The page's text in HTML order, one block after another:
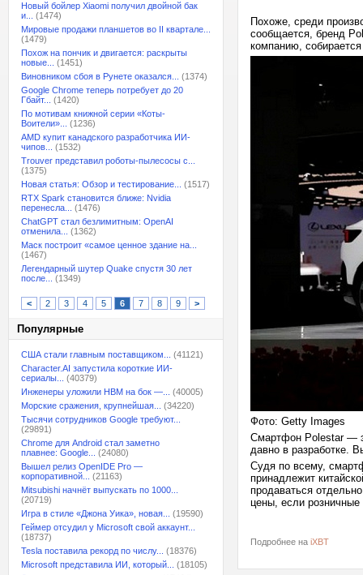
Новый бойлер Xiaomi получил двойной бак
и...
(1474)
Мировые продажи планшетов во II квартале...
(1479)
Похож на пончик и двигается: раскрыты
новые...
(1451)
Виновником сбоя в Рунете оказался...
(1374)
Google Chrome теперь потребует до 20
Гбайт...
(1420)
По мотивам книжной серии «Коты-
Воители»...
(1236)
AMD купит канадского разработчика ИИ-
чипов...
(1532)
Trouver представил роботы-пылесосы с...
(1375)
Новая статья: Обзор и тестирование...
(1517)
RTX Spark становится ближе: Nvidia
перенесла...
(1476)
ChatGPT стал безлимитным: OpenAI
отменила...
(1362)
Маск построит «самое ценное здание на...
(1467)
Легендарный шутер Quake спустя 30 лет
после...
(1349)
< 2 3 4 5 6 7 8 9 >
Популярные
США стали главным поставщиком...
(41121)
Character.AI запустила короткие ИИ-
сериалы...
(40379)
Инженеры уложили HBM на бок —...
(40005)
Морские сражения, крупнейшая...
(34220)
Тысячи сотрудников Google требуют...
(29891)
Chrome для Android стал заметно
плавнее: Google...
(24080)
Вышел релиз OpenIDE Pro —
корпоративной...
(21163)
Mitsubishi начнёт выпускать по 1000...
(20719)
Игра в стиле «Джона Уика», новая...
(19590)
Геймер отсудил у Microsoft свой аккаунт...
(18737)
Tesla поставила рекорд по числу...
(18376)
Microsoft представила ИИ, который...
(18105)
Похоже, среди
сообщается, бренд
компанию,
Фото: Getty Images
Смартфон Polestar —
давно в разработке.
Судя по всему,
принадлежит
продаваться
цены, если
Подробнее на iXBT